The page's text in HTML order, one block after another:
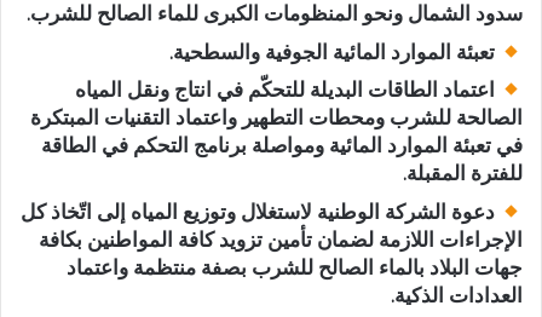
سدود الشمال ونحو المنظومات الكبرى للماء الصالح للشرب.
تعبئة الموارد المائية الجوفية والسطحية.
اعتماد الطاقات البديلة للتحكّم في انتاج ونقل المياه
الصالحة للشرب ومحطات التطهير واعتماد التقنيات المبتكرة
في تعبئة الموارد المائية ومواصلة برنامج التحكم في الطاقة
للفترة المقبلة.
دعوة الشركة الوطنية لاستغلال وتوزيع المياه إلى اتّخاذ كل
الإجراءات اللازمة لضمان تأمين تزويد كافة المواطنين بكافة
جهات البلاد بالماء الصالح للشرب بصفة منتظمة واعتماد
العدادات الذكية.